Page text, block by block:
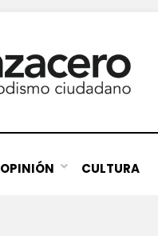
OPINIÓN CULTURA